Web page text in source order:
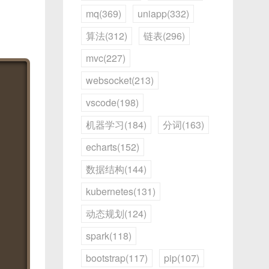
mq(369)
uniapp(332)
算法(312)
链表(296)
mvc(227)
websocket(213)
vscode(198)
机器学习(184)
分词(163)
echarts(152)
数据结构(144)
kubernetes(131)
动态规划(124)
spark(118)
bootstrap(117)
pip(107)